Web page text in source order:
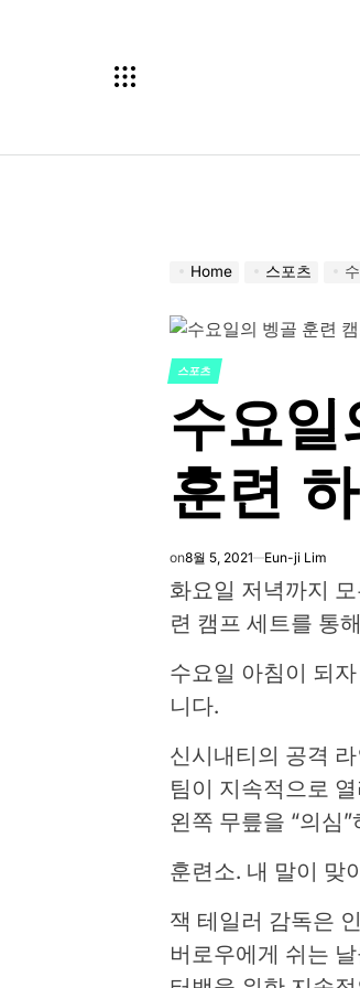
Home 스포츠
POSTED
스포츠
수요
훈련
on8월 5, 2021 Eun-ji Lim
화요일 저녁까지
련 캠프 세트를 통
수요일 아침이 되
니다.
신시내티의 공격
팀이 지속적으로
왼쪽 무릎을 “의심
훈련소. 내 말이 맞
잭 테일러 감독은
버로우에게 쉬는